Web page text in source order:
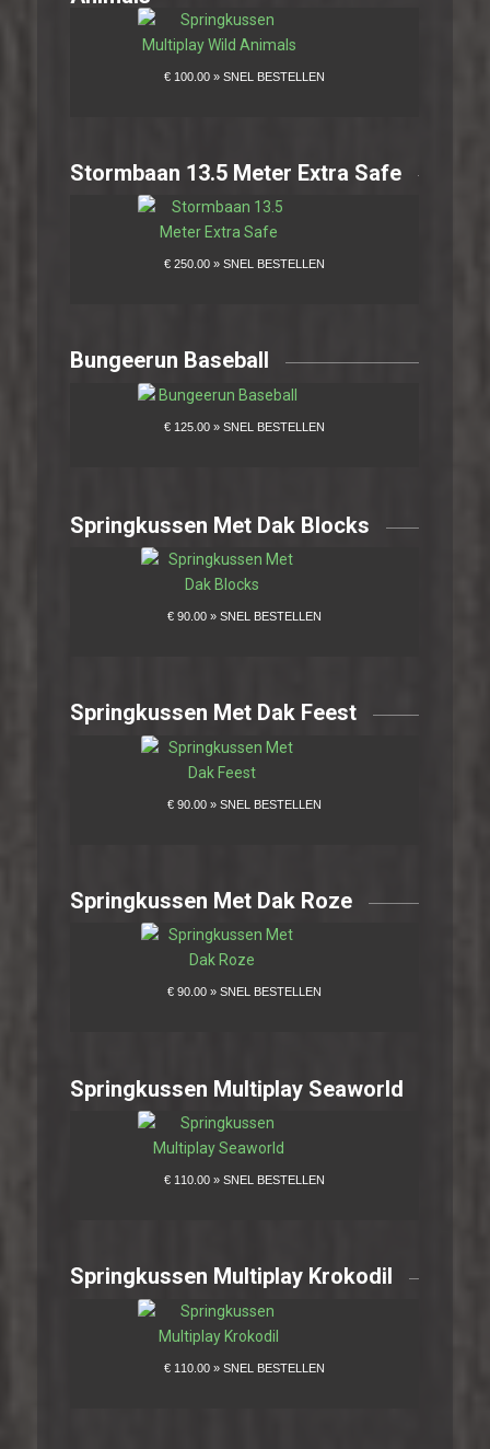
Stormbaan 13.5 Meter Extra Safe
Bungeerun Baseball
Springkussen Met Dak Blocks
Springkussen Met Dak Feest
Springkussen Met Dak Roze
Springkussen Multiplay Seaworld
Springkussen Multiplay Krokodil